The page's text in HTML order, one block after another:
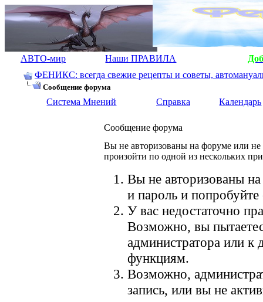
АВТО-мир Наши ПРАВИЛА
ФЕНИКС: всегда свежие рецепты и советы,
Сообщение форума
Система Мнений Справка Календарь
Сообщение форума
Вы не авторизованы на форуме или не
произойти по одной из нескольких
Вы не авторизованы
и пароль и
У вас недостаточно
Возможно, вы
администратора или
функциям.
Возможно,
запись, или вы не